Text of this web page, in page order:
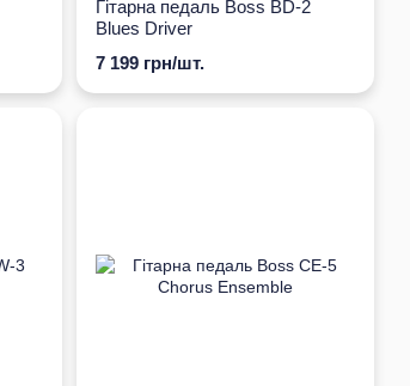
Гітарна педаль Boss BD-2
Blues Driver
7 199 грн/шт.